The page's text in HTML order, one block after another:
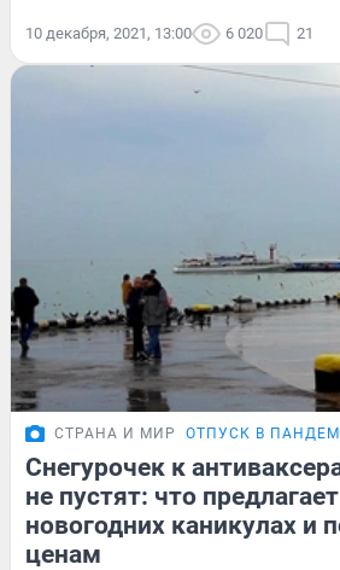
10 декабря, 2021, 13:00 6 020 21
СТРАНА И МИР ОТПУСК В
Снегурочек к
не пустят: что
новогодних каникулах и
ценам